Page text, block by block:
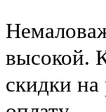
высокой.
скидки